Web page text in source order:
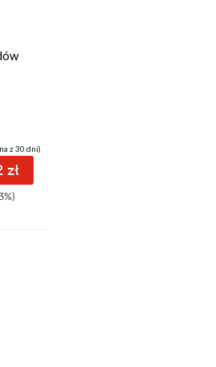
z 30 dni)
zł